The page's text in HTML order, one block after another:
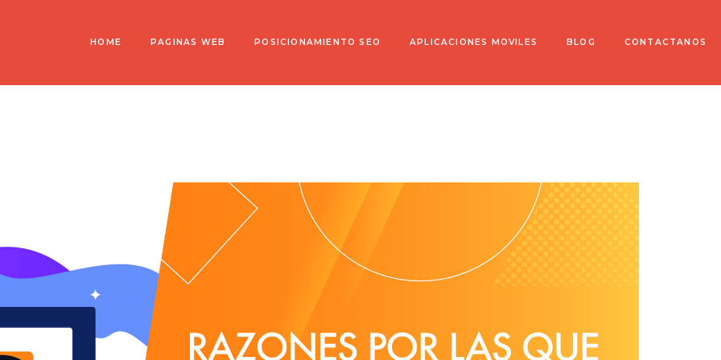
HOME PAGINAS WEB POSICIONAMIENTO SEO APLICACIONES MOVILES BLOG CONTACTANOS